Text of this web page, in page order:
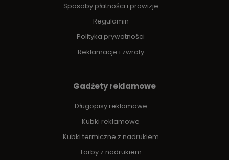
Sposoby płatności i prowizje
Regulamin
Polityka prywatności
Reklamacje i zwroty
Gadżety reklamowe
Długopisy reklamowe
Kubki reklamowe
Kubki termiczne z nadrukiem
Torby z nadrukiem